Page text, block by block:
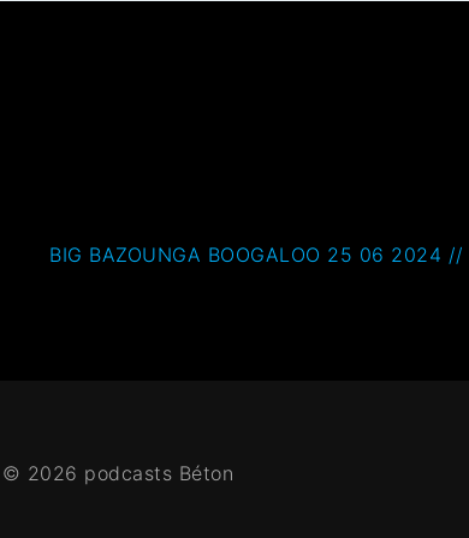
BIG BAZOUNGA BOOGALOO 25 06 2024
© 2026 podcasts Béton